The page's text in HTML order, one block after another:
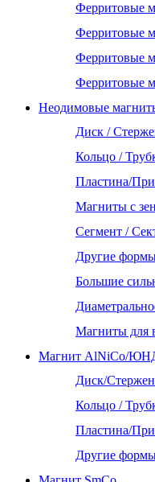
Ферритовые
Ферритовые
Ферритовые
Ферритовые
Неодимовые
Диск /
Кольцо /
Пластина/
Магниты с
Сегмент /
Другие
Большие
Магниты для
Магнит AlNiCo/
Диск/
Кольцо /
Пластина/
Другие